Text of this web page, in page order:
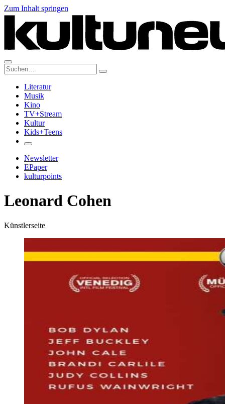
Zum Inhalt springen
Suche:
Literatur
Musik
Kino
TV+Stream
Kultur
Kids+Teens
Newsletter
EPaper
kulturpoints
Leonard Cohen
Künstlerseite